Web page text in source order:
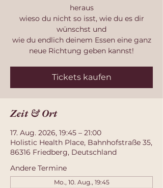
heraus
wieso du nicht so isst, wie du es dir
wünschst und
wie du endlich deinem Essen eine ganz
neue Richtung geben kannst!
Tickets kaufen
Zeit & Ort
17. Aug. 2026, 19:45 – 21:00
Holistic Health Place, Bahnhofstraße 35,
86316 Friedberg, Deutschland
Andere Termine
Mo., 10. Aug., 19:45